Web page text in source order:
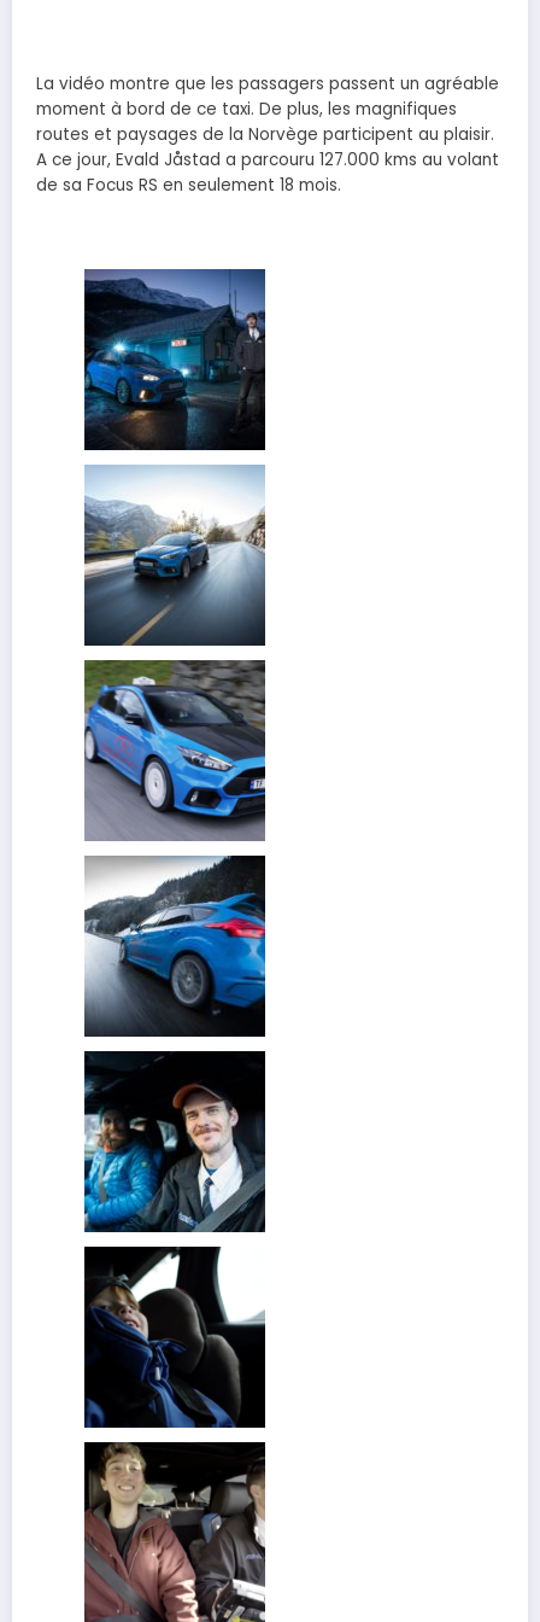
La vidéo montre que les passagers passent un agréable
moment à bord de ce taxi. De plus, les magnifiques
routes et paysages de la Norvège participent au plaisir.
A ce jour, Evald Jåstad a parcouru 127.000 kms au volant
de sa Focus RS en seulement 18 mois.